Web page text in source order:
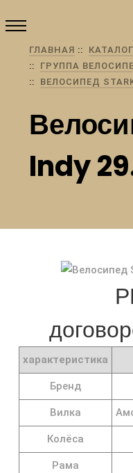
ГЛАВНАЯ
ГРУППА
ВЕЛОСИПЕД
Indy
характеристика
Бренд
Вилка
Колёса
Рама